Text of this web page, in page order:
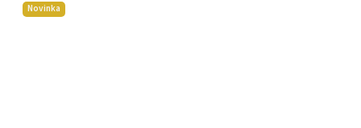
Novinka